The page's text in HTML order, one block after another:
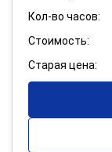
Кол-во часов:
Стоимость:
Старая цена: